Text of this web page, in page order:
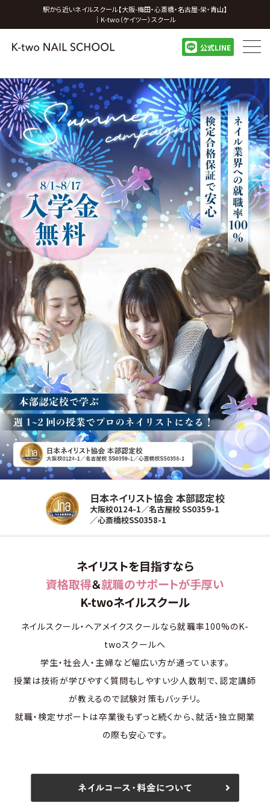
駅から近いネイルスクール【大阪-梅田・心斎橋・名古屋-栄・青山】
｜K-two（ケイツー）スクール
公式LINE
日本ネイリスト協会 本部認定校
大阪校0124-1／名古屋校 SS0359-1
／心斎橋校SS0358-1
ネイリストを目指すなら
資格取得＆就職のサポートが手厚い
K-twoネイルスクール
ネイルスクール・ヘアメイクスクールなら就職率100%のK-
twoスクールへ
学生・社会人・主婦など幅広い方が通っています。
授業は技術が学びやすく質問もしやすい少人数制で、認定講師
が教えるので試験対策もバッチリ。
就職・検定サポートは卒業後もずっと続くから、就活・独立開業
の際も安心です。